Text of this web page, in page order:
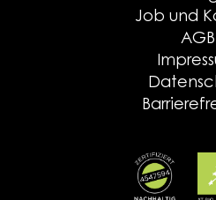
Job und
AGB